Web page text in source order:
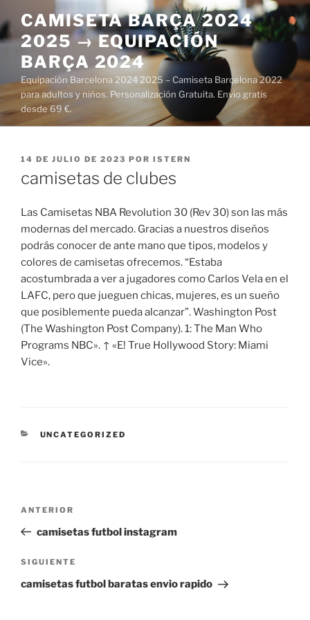
al
contenido
CAMISETA BARÇA 2024
2025 → EQUIPACIÓN
BARÇA 2024
Equipación Barcelona 2024 2025 – Camiseta Barcelona 2022
para adultos y niños. Personalización Gratuita. Envío gratis
desde 69 €.
PUBLICADO
14 DE JULIO DE 2023 POR ISTERN
camisetas de clubes
Las Camisetas NBA Revolution 30 (Rev 30) son las más
modernas del mercado. Gracias a nuestros diseños
podrás conocer de ante mano que tipos, modelos y
colores de camisetas ofrecemos. “Estaba
acostumbrada a ver a jugadores como Carlos Vela en el
LAFC, pero que jueguen chicas, mujeres, es un sueño
que posiblemente pueda alcanzar”. Washington Post
(The Washington Post Company). 1: The Man Who
Programs NBC». ↑ «E! True Hollywood Story: Miami
Vice».
CATEGORÍAS
UNCATEGORIZED
entradas
Entrada
anterior:
ANTERIOR
camisetas futbol instagram
Siguiente
entrada
SIGUIENTE
camisetas futbol baratas envio rapido